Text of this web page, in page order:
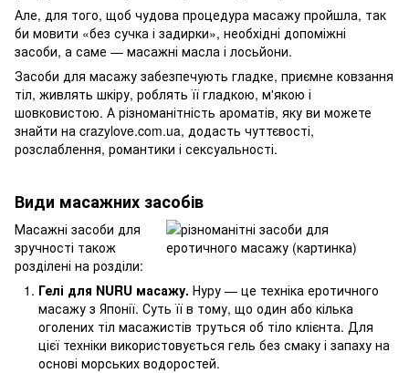
Але, для того, щоб чудова процедура масажу пройшла, так
би мовити «без сучка і задирки», необхідні допоміжні
засоби, а саме — масажні масла і лосьйони.
Засоби для масажу забезпечують гладке, приємне ковзання
тіл, живлять шкіру, роблять її гладкою, м'якою і
шовковистою. А різноманітність ароматів, яку ви можете
знайти на crazylove.com.ua, додасть чуттєвості,
розслаблення, романтики і сексуальності.
Види масажних засобів
Масажні засоби для
зручності також
розділені на розділи:
Гелі для NURU масажу. Нуру — це техніка еротичного
масажу з Японії. Суть її в тому, що один або кілька
оголених тіл масажистів труться об тіло клієнта. Для
цієї техніки використовується гель без смаку і запаху на
основі морських водоростей.